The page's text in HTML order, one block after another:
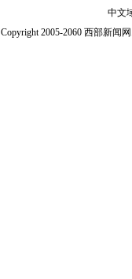
中文
Copyright 2005-2060 西部新闻